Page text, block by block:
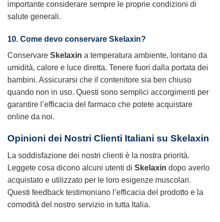
importante considerare sempre le proprie condizioni di
salute generali.
10. Come devo conservare Skelaxin?
Conservare Skelaxin a temperatura ambiente, lontano da
umidità, calore e luce diretta. Tenere fuori dalla portata dei
bambini. Assicurarsi che il contenitore sia ben chiuso
quando non in uso. Questi sono semplici accorgimenti per
garantire l’efficacia del farmaco che potete acquistare
online da noi.
Opinioni dei Nostri Clienti Italiani su Skelaxin
La soddisfazione dei nostri clienti è la nostra priorità.
Leggete cosa dicono alcuni utenti di Skelaxin dopo averlo
acquistato e utilizzato per le loro esigenze muscolari.
Questi feedback testimoniano l’efficacia del prodotto e la
comodità del nostro servizio in tutta Italia.